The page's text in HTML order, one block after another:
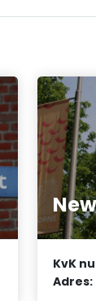
KvK
Adres: